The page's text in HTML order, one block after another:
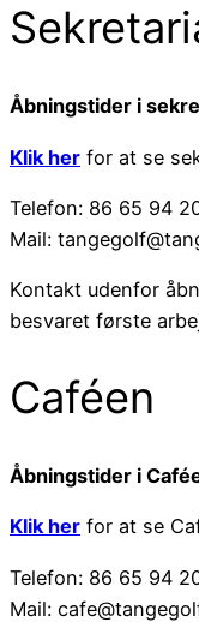
Åbningstider i
Klik her for at se
Telefon: 86 65 94
Mail:
Kontakt udenfor
besvaret første
Caféen
Åbningstider i
Klik her for at se
Telefon: 86 65 94
Mail: